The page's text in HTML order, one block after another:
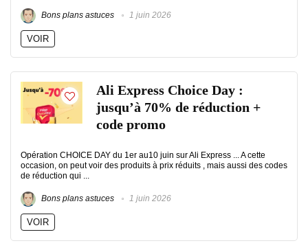
Bons plans astuces 1 juin 2026
VOIR
Ali Express Choice Day :
jusqu’à 70% de réduction +
code promo
Opération CHOICE DAY du 1er au10 juin sur Ali Express ... A cette
occasion, on peut voir des produits à prix réduits , mais aussi des codes
de réduction qui ...
Bons plans astuces 1 juin 2026
VOIR